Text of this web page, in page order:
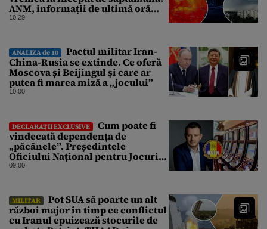
ANM, informații de ultimă oră
pentru Gândul
10:29
ANALIZA de 10
Pactul militar Iran-
China-Rusia se extinde. Ce oferă
Moscova și Beijingul și care ar
putea fi marea miză a „jocului”
10:00
DECLARAȚII EXCLUSIVE
Cum poate fi
vindecată dependența de
„păcănele”. Președintele
Oficiului Național pentru Jocuri
de Noroc propune o ordonanță de
unică
09:00
MILITAR
Pot SUA să poarte un alt
război major în timp ce conflictul
cu Iranul epuizează stocurile de